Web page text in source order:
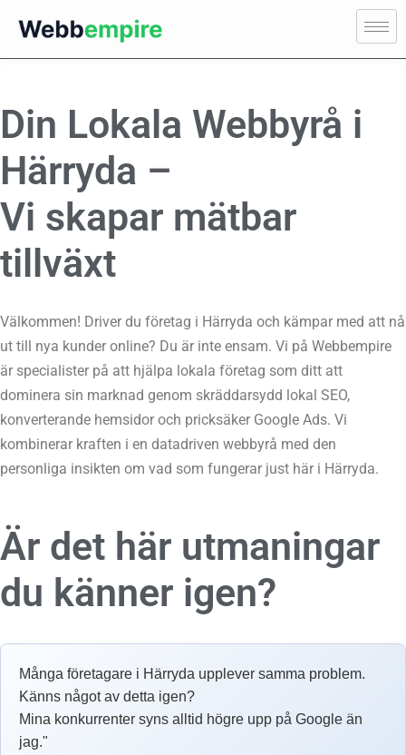
Din Lokala Webbyrå i
Härryda –
Vi skapar mätbar
tillväxt
Välkommen! Driver du företag i Härryda och kämpar med att nå
ut till nya kunder online? Du är inte ensam. Vi på Webbempire
är specialister på att hjälpa lokala företag som ditt att
dominera sin marknad genom skräddarsydd lokal SEO,
konverterande hemsidor och pricksäker Google Ads. Vi
kombinerar kraften i en datadriven webbyrå med den
personliga insikten om vad som fungerar just här i Härryda.
Är det här utmaningar
du känner igen?
Många företagare i Härryda upplever samma problem.
Känns något av detta igen?
Mina konkurrenter syns alltid högre upp på Google än
jag."